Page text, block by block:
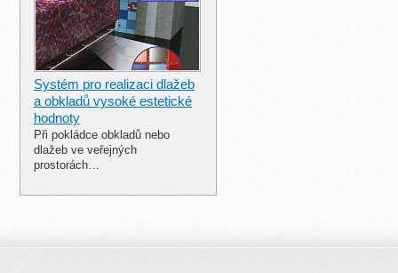
Systém pro realizaci dlažeb
a obkladů vysoké estetické
hodnoty
Při pokládce obkladů nebo
dlažeb ve veřejných
prostorách…